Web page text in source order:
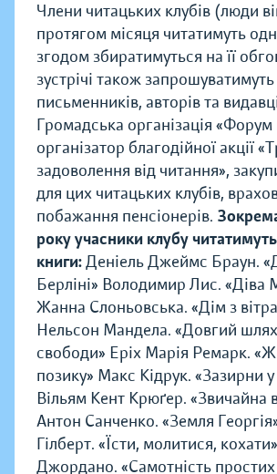
Члени читацьких клубів (люди
протягом місяця читатимуть
згодом збиратимуться на її
зустрічі також
письменників, авторів та
Громадська організація «Форум
організатор благодійної акції
задоволення від читання»,
для цих читацьких клубів,
побажання пенсіонерів.
року учасники клубу
книги:Деніель Джеймс Браун.
Берліні» Володимир Лис. «Діва
Жанна Слоньовська. «Дім з
Нельсон Мандела. «Довгий
свободи» Еріх Марія Ремарк.
позику» Макс Кідрук. «Зазирни
Вільям Кент Крюґер. «Звичайна
Антон Санченко. «Земля
Гілберт. «Їсти, молитися,
Джордано. «Самотність простих